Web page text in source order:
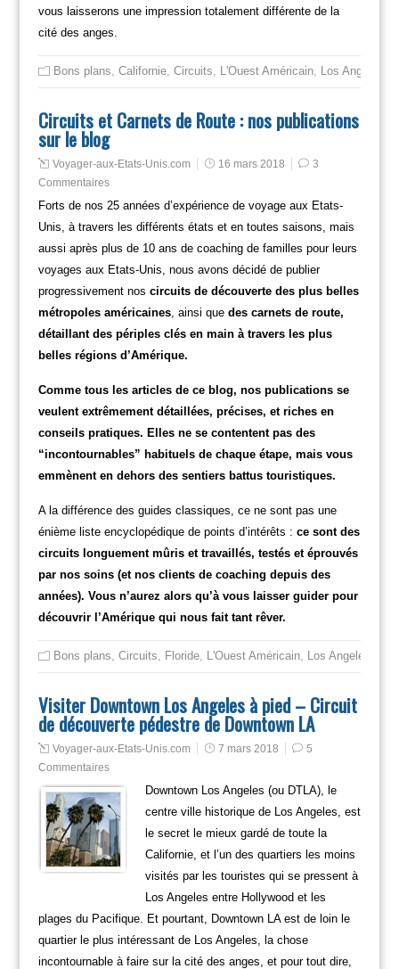
vous laisserons une impression totalement différente de la
cité des anges.
Bons plans Californie, Circuits L'Ouest Américain, Los Angeles
Circuits et Carnets de Route : nos publications
sur le blog
Voyager-aux-Etats-Unis.com 16 mars 2018
3
Commentaires
Forts de nos 25 années d’expérience de voyage aux Etats-
Unis, à travers les différents états et en toutes saisons, mais
aussi après plus de 10 ans de coaching de familles pour leurs
voyages aux Etats-Unis, nous avons décidé de publier
progressivement nos circuits de découverte des plus belles
métropoles américaines, ainsi que des carnets de route,
détaillant des périples clés en main à travers les plus
belles régions d’Amérique.
Comme tous les articles de ce blog, nos publications se
veulent extrêmement détaillées, précises, et riches en
conseils pratiques. Elles ne se contentent pas des
“incontournables” habituels de chaque étape, mais vous
emmènent en dehors des sentiers battus touristiques.
A la différence des guides classiques, ce ne sont pas une
énième liste encyclopédique de points d’intérêts : ce sont des
circuits longuement mûris et travaillés, testés et éprouvés
par nos soins (et nos clients de coaching depuis des
années). Vous n’aurez alors qu’à vous laisser guider pour
découvrir l’Amérique qui nous fait tant rêver.
Bons plans Circuits Floride, L'Ouest Américain, Los Angeles
Visiter Downtown Los Angeles à pied – Circuit
de découverte pédestre de Downtown LA
Voyager-aux-Etats-Unis.com 7 mars 2018
5
Commentaires
Downtown Los Angeles (ou DTLA), le
centre ville historique de Los Angeles, est
le secret le mieux gardé de toute la
Californie, et l’un des quartiers les moins
visités par les touristes qui se pressent à
Los Angeles entre Hollywood et les
plages du Pacifique. Et pourtant, Downtown LA est de loin le
quartier le plus intéressant de Los Angeles, la chose
incontournable à faire sur la cité des anges, et pour tout dire,